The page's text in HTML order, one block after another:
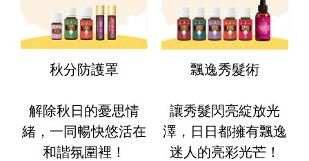
秋分防護罩
解除秋日的憂思情
緒，一同暢快悠活在
和諧氛圍裡！
飄逸秀髮術
讓秀髮閃亮綻放光
澤，日日都擁有飄逸
迷人的亮彩光芒！